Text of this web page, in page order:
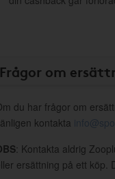
Frågor om
du har frågor om
kontakta
: Kontakta aldrig
ersättning på ett köp.